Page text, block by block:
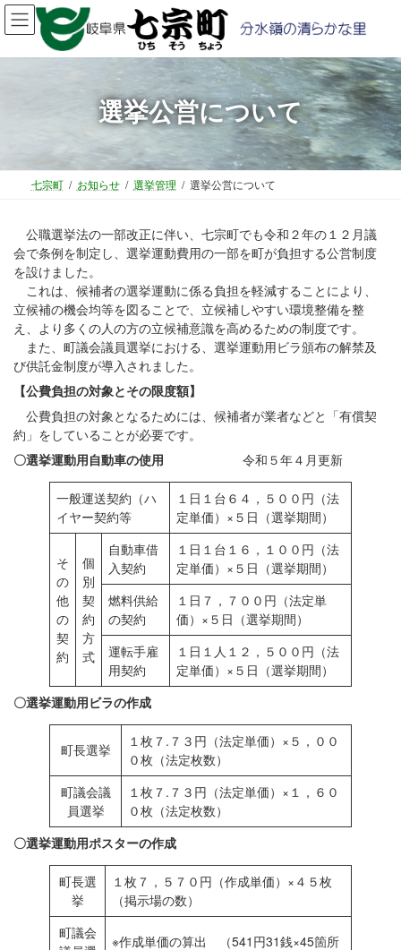
コ
ン
ナ
ビ
選挙公営について
七宗町 お知らせ 選挙管理 選挙公営について
公職選挙法の一部改正に伴い、七宗町でも令和２年の１２月議
会で条例を制定し、選挙運動費用の一部を町が負担する公営制度
を設けました。
これは、候補者の選挙運動に係る負担を軽減することにより、
立候補の機会均等を図ることで、立候補しやすい環境整備を整
え、より多くの人の方の立候補意識を高めるための制度です。
また、町議会議員選挙における、選挙運動用ビラ頒布の解禁及
び供託金制度が導入されました。
【公費負担の対象とその限度額】
公費負担の対象となるためには、候補者が業者などと「有償契
約」をしていることが必要です。
〇選挙運動用自動車の使用
令和５年４月更新
一般運送契約（ハ
イヤー契約等
１日１台６４，５００円（法
定単価）×５日（選挙期間）
そ
の
他
の
契
約
個
別
契
約
方
式
自動車借
入契約
１日１台１６，１００円（法
定単価）×５日（選挙期間）
燃料供給
の契約
１日７，７００円（法定単
価）×５日（選挙期間）
運転手雇
用契約
１日１人１２，５００円（法
定単価）×５日（選挙期間）
〇選挙運動用ビラの作成
町長選挙
１枚７.７３円（法定単価）×５，００
０枚（法定枚数）
町議会議
員選挙
１枚７.７３円（法定単価）×１，６０
０枚（法定枚数）
〇選挙運動用ポスターの作成
町長選
挙
１枚７，５７０円（作成単価）×４５枚
（掲示場の数）
町議会
※作成単価の算出 （541円31銭×45箇所